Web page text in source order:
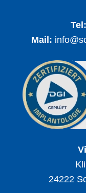
24222
Tel:
Mail: